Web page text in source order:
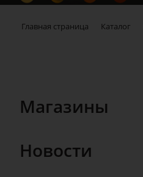
Главная страница Каталог
Магазины
Новости